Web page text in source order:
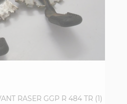
RASER GGP R 484 TR (1)